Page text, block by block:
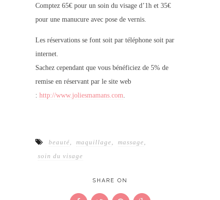
Comptez 65€ pour un soin du visage d’1h et 35€
pour une manucure avec pose de vernis.
Les réservations se font soit par téléphone soit par
internet.
Sachez cependant que vous bénéficiez de 5% de
remise en réservant par le site web
: http://www.joliesmamans.com.
beauté, maquillage, massage,
soin du visage
SHARE ON